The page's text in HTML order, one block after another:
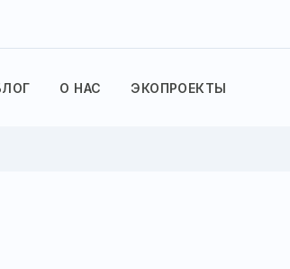
О НАС ЭКОПРОЕКТЫ